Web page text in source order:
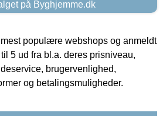
på Byghjemme.dk
populære webshops og anmeldt
5 ud fra bl.a. deres prisniveau,
brugervenlighed,
og betalingsmuligheder.